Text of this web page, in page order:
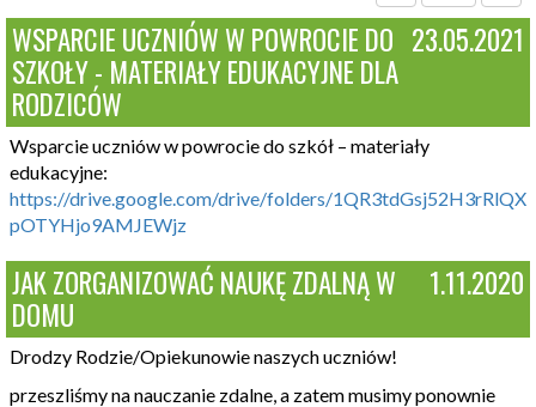
WSPARCIE UCZNIÓW W POWROCIE DO
SZKOŁY - MATERIAŁY EDUKACYJNE DLA
RODZICÓW
23.05.2021
Wsparcie uczniów w powrocie do szkół – materiały
edukacyjne:
https://drive.google.com/drive/folders/1QR3tdGsj52H3rRlQX
pOTYHjo9AMJEWjz
JAK ZORGANIZOWAĆ NAUKĘ ZDALNĄ W
DOMU
1.11.2020
Drodzy Rodzie/Opiekunowie naszych uczniów!
przeszliśmy na nauczanie zdalne, a zatem musimy ponownie